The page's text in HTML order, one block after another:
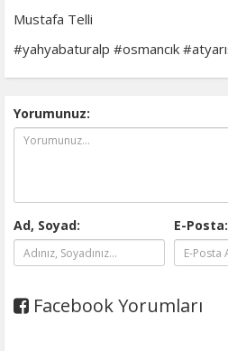
Mustafa Telli
#yahyabaturalp #osmancık
Yorumunuz:
Ad, Soyad: E-Posta:
Facebook Yorumları